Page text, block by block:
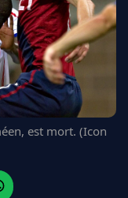
est mort. (Icon